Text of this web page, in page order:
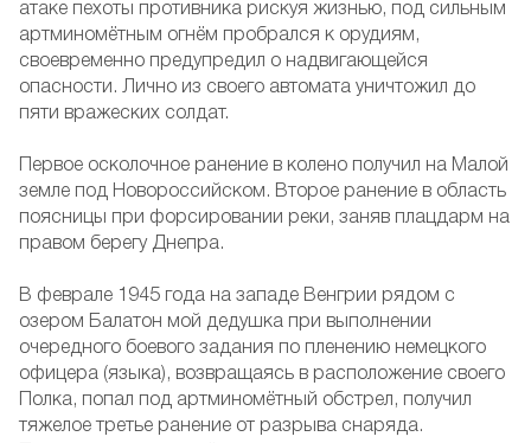
атаке пехоты противника рискуя жизнью, под сильным
артминомётным огнём пробрался к орудиям,
своевременно предупредил о надвигающейся
опасности. Лично из своего автомата уничтожил до
пяти вражеских солдат.
Первое осколочное ранение в колено получил на Малой
земле под Новороссийском. Второе ранение в область
поясницы при форсировании реки, заняв плацдарм на
правом берегу Днепра.
В феврале 1945 года на западе Венгрии рядом с
озером Балатон мой дедушка при выполнении
очередного боевого задания по пленению немецкого
офицера (языка), возвращаясь в расположение своего
Полка, попал под артминомётный обстрел, получил
тяжелое третье ранение от разрыва снаряда.